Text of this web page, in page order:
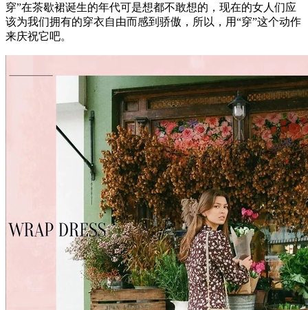
穿”在茶歇裙诞生的年代可是想都不敢想的，现在的女人们应
该为我们拥有的穿衣自由而感到骄傲，所以，用“穿”这个动作
来庆祝它吧。